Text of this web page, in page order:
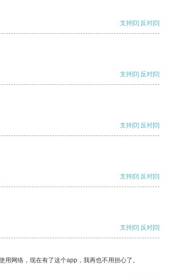
支持[0] 反对[0]
支持[0] 反对[0]
支持[0] 反对[0]
支持[0] 反对[0]
支持[0] 反对[0]
网络，现在有了这个app，我再也不用担心了。